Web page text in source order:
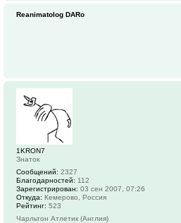
Reanimatolog DARo
1KRON7
Знаток
Сообщений: 2327
Благодарностей: 112
Зарегистрирован: 03 сен 2007, 07:26
Откуда: Кемерово, Россия
Рейтинг: 523
Чарльтон Атлетик (Англия)